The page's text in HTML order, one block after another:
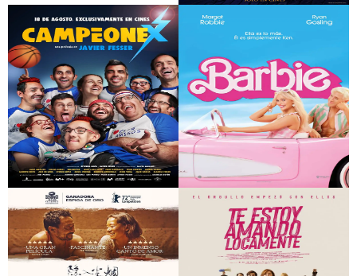
El sol del futuro Misterio en Venecia
Campeonex Barbie